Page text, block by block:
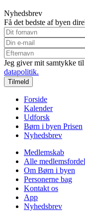
Nyhedsbrev
Få det bedste af byen
Jeg giver mit samtykke
datapolitik.
Tilmeld
Forside
Kalender
Udforsk
Børn i byen Prisen
Nyhedsbrev
Medlemskab
Alle
Om Børn i byen
Personerne bag
Kontakt os
App
Nyhedsbrev